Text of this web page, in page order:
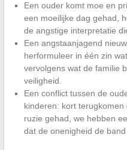
Een ouder komt moe en
een moeilijke dag gehad,
de angstige interpretatie
Een angstaanjagend
herformuleer in één zin
vervolgens wat de familie
veiligheid.
Een conflict tussen de
kinderen: kort
ruzie gehad, we hebben
dat de onenigheid de band